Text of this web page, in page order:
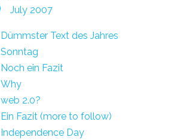
July 2007
Dümmster Text des Jahres
Sonntag
Noch ein Fazit
Why
web 2.0?
Ein Fazit (more to follow)
Independence Day